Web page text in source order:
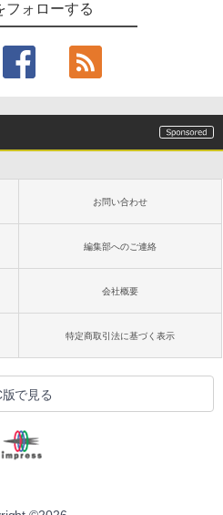
フォローする
お問い合わせ
編集部へのご連絡
会社概要
特定商取引法に基づく表示
版で見る